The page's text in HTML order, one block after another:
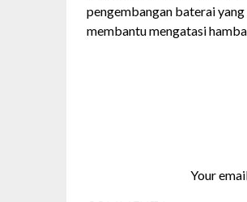
pengembangan baterai
membantu mengatasi
Your